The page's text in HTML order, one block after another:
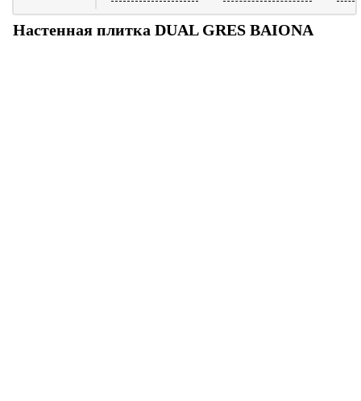
Настенная плитка DUAL GRES BAIONA